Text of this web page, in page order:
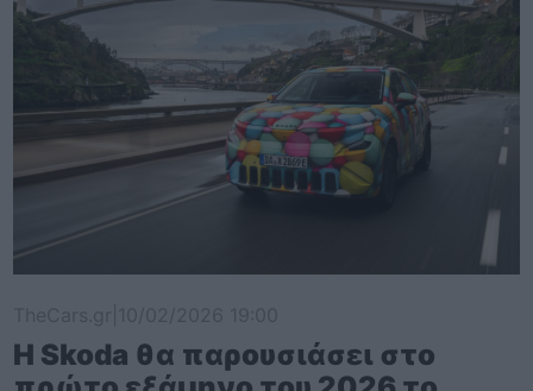
Η Skoda θα παρουσιάσει στο